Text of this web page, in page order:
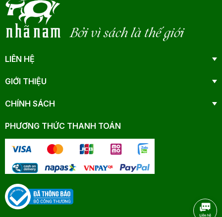
Bởi vì sách là thế giới
LIÊN HỆ
GIỚI THIỆU
CHÍNH SÁCH
PHƯƠNG THỨC THANH TOÁN